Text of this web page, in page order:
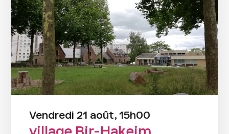
Vendredi 21 août, 15h00